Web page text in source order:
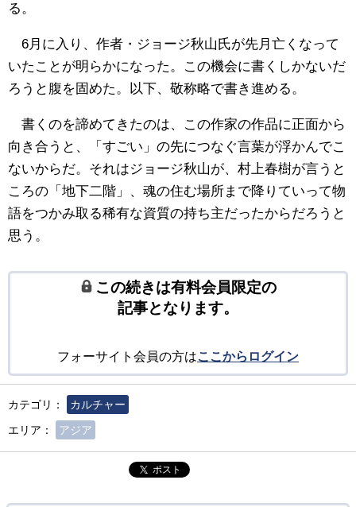
る。
6月に入り、作者・ジョージ秋山氏が先月亡くなって
いたことが明らかになった。この機会に書くしかないだ
ろうと腹を固めた。以下、敬称略で書き進める。
書くのを諦めてきたのは、この作家の作品に正面から
向き合うと、「すごい」の先につなぐ言葉が浮かんでこ
ないからだ。それはジョージ秋山が、村上春樹が言うと
ころの「地下二階」、魂の住む場所まで降りていって物
語をつかみ取る稀有な資質の持ち主だったからだろうと
思う。
この続きは有料会員限定の
記事となります。
フォーサイト会員の方はここからログイン
カテゴリ：
カルチャー
エリア：
アジア
ポスト